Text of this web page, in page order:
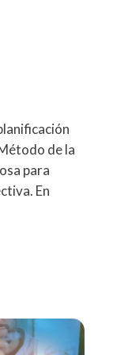
de la
para
En